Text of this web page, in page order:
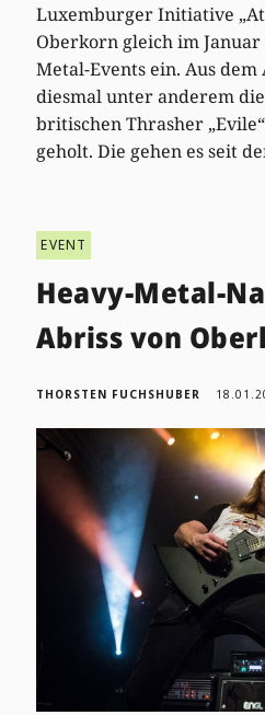
Luxemburger Initiative
Oberkorn gleich im
Metal-Events ein. Aus
diesmal unter anderem
britischen Thrasher
geholt. Die gehen es seit
EVENT
Heavy-Metal-
Abriss von
THORSTEN FUCHSHUBER